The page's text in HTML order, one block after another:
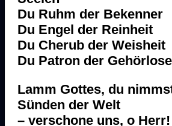
Du Ruhm der Bekenner
Du Engel der Reinheit
Du Cherub der Weisheit
Du Patron der
Lamm Gottes, du
Sünden der Welt
– verschone uns, o Herr!